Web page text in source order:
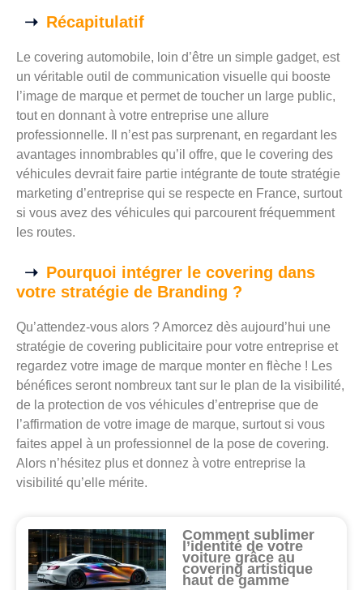
Récapitulatif
Le covering automobile, loin d’être un simple gadget, est
un véritable outil de communication visuelle qui booste
l’image de marque et permet de toucher un large public,
tout en donnant à votre entreprise une allure
professionnelle. Il n’est pas surprenant, en regardant les
avantages innombrables qu’il offre, que le covering des
véhicules devrait faire partie intégrante de toute stratégie
marketing d’entreprise qui se respecte en France, surtout
si vous avez des véhicules qui parcourent fréquemment
les routes.
Pourquoi intégrer le covering dans
votre stratégie de Branding ?
Qu’attendez-vous alors ? Amorcez dès aujourd’hui une
stratégie de covering publicitaire pour votre entreprise et
regardez votre image de marque monter en flèche ! Les
bénéfices seront nombreux tant sur le plan de la visibilité,
de la protection de vos véhicules d’entreprise que de
l’affirmation de votre image de marque, surtout si vous
faites appel à un professionnel de la pose de covering.
Alors n’hésitez plus et donnez à votre entreprise la
visibilité qu’elle mérite.
Comment sublimer
l’identité de votre
voiture grâce au
covering artistique
haut de gamme